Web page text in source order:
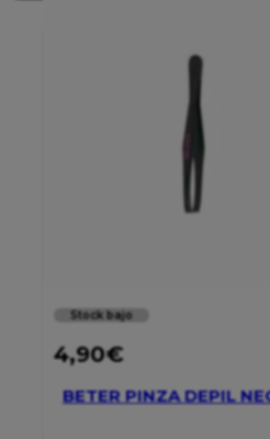
Stock bajo
4,90€
BETER PINZA DEPIL